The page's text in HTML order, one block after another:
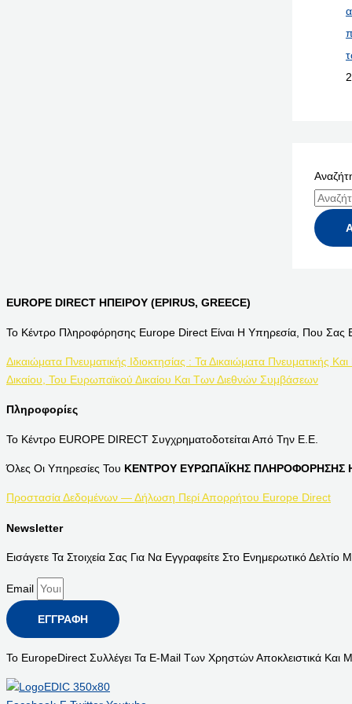
EUROPE DIRECT ΗΠΕΙΡΟΥ (EPIRUS, GREECE)
Το Κέντρο Πληροφόρησης Europe Direct Είναι Η Υπηρεσία, Που Σας
Δικαιώματα Πνευματικής Ιδιοκτησίας : Τα Δικαιώματα Πνευματικής
Δικαίου, Του Ευρωπαϊκού Δικαίου Και Των Διεθνών Συμβάσεων
Πληροφορίες
Το Κέντρο EUROPE DIRECT Συγχρηματοδοτείται Από Την Ε.Ε.
Όλες Οι Υπηρεσίες Του ΚΕΝΤΡΟΥ ΕΥΡΩΠΑΪΚΗΣ ΠΛΗΡΟΦΟΡΗΣΗΣ
Προστασία Δεδομένων — Δήλωση Περί Απορρήτου Europe Direct
Newsletter
Εισάγετε Τα Στοιχεία Σας Για Να Εγγραφείτε Στο Ενημερωτικό Δελτίο
Email
ΕΓΓΡΑΦΉ
Το EuropeDirect Συλλέγει Τα E-Mail Των Χρηστών Αποκλειστικά